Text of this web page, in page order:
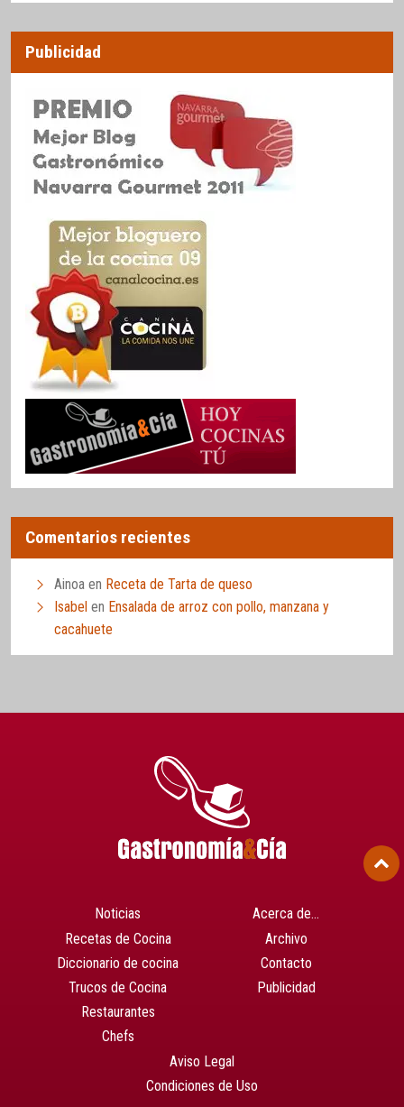
Publicidad
Comentarios recientes
Ainoa en Receta de Tarta de queso
Isabel en Ensalada de arroz con pollo, manzana y
cacahuete
Noticias
Recetas de Cocina
Diccionario de cocina
Trucos de Cocina
Restaurantes
Chefs
Acerca de…
Archivo
Contacto
Publicidad
Aviso Legal
Condiciones de Uso